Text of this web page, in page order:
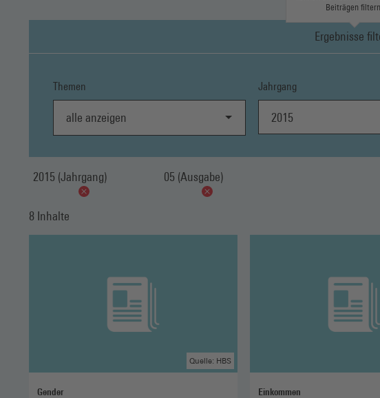
Ergebnisse
Beiträgen
Themen
alle anzeigen
Jahrgang
2015
2015 (Jahrgang) 05 (Ausgabe)
8 Inhalte
Gender
Quelle: HBS
Einkommen